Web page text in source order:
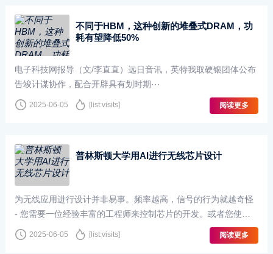
不同于HBM，这种创新的堆叠式DRAM，功
耗有望降低50%
电子科技网报导（文/李直直）远日音讯，英特我取硬银团体公布
告竣计谋协作，配合开辟具有划时期···
2025-06-05 [list:visits] 阅读更多
普林斯顿大学用AI进行无线芯片设计
为无线应用进行设计并非易事。频率越高，信号的行为就越奇怪
- 您需要一位经验丰富的工程师来控制芯片的开发。或者您使用 A
I！普林斯顿是人工智能驱动的射频集成电路设计支···
2025-06-05 [list:visits] 阅读更多